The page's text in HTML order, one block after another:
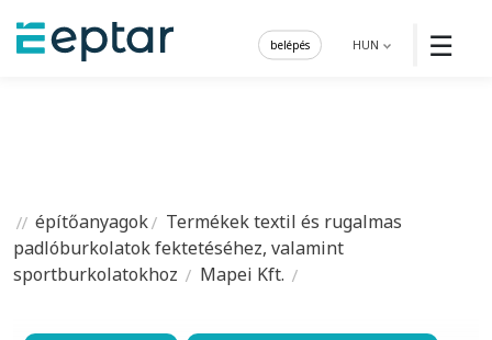
☰
HUN
belépés
építőanyagok
Termékek textil és rugalmas
padlóburkolatok fektetéséhez, valamint
sportburkolatokhoz
Mapei Kft.